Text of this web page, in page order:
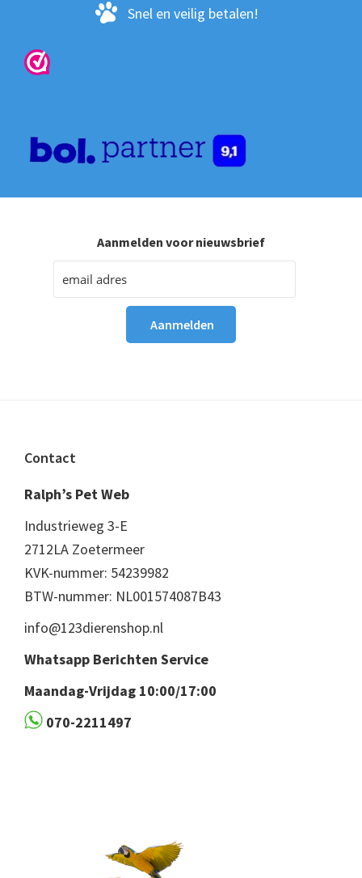
Snel en veilig betalen!
Aanmelden voor nieuwsbrief
Footer
Contact
Ralph’s Pet Web
Industrieweg 3-E
2712LA Zoetermeer
KVK-nummer: 54239982
BTW-nummer: NL001574087B43
info@123dierenshop.nl
Whatsapp Berichten Service
Maandag-Vrijdag 10:00/17:00
070-2211497